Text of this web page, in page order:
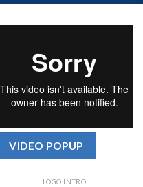
VIDEO POPUP
LOGO INTRO